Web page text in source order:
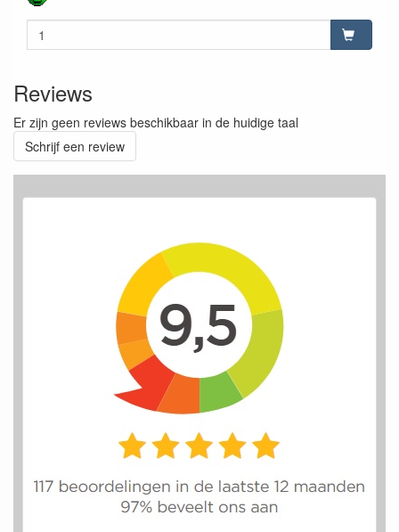
Reviews
Er zijn geen reviews beschikbaar in de huidige taal
Schrijf een review